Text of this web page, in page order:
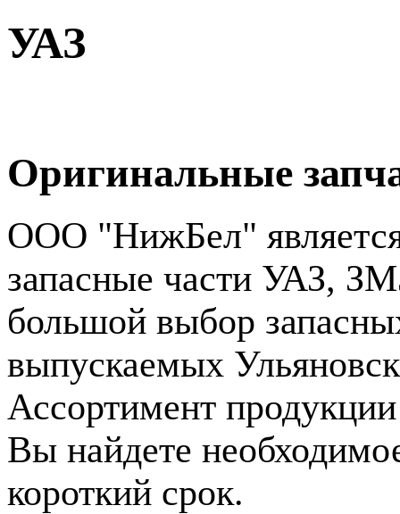
УАЗ
Оригинальные
ООО "НижБел"
запасные части УАЗ,
большой выбор
выпускаемых
Ассортимент
Вы найдете
короткий срок.